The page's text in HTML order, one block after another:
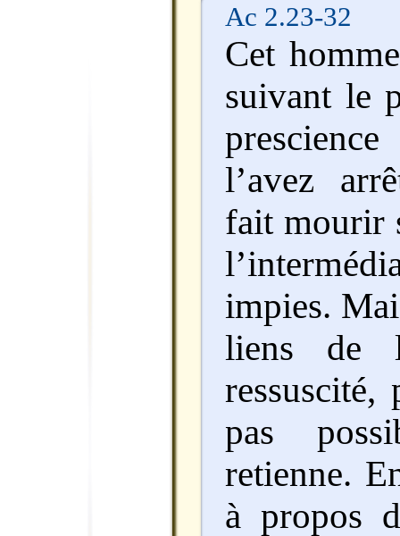
Ac 2.23-32
Cet
suivant le
l’avez
fait mourir
impies.
liens de
ressuscité,
pas
retienne.
à propos